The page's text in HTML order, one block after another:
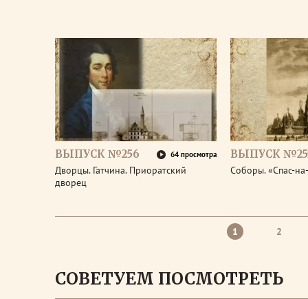
ВЫПУСК №256 64 просмотра
Дворцы. Гатчина. Приоратский
дворец
ВЫПУСК
Соборы. «Спас-
1 2
СОВЕТУЕМ ПОСМОТРЕТЬ